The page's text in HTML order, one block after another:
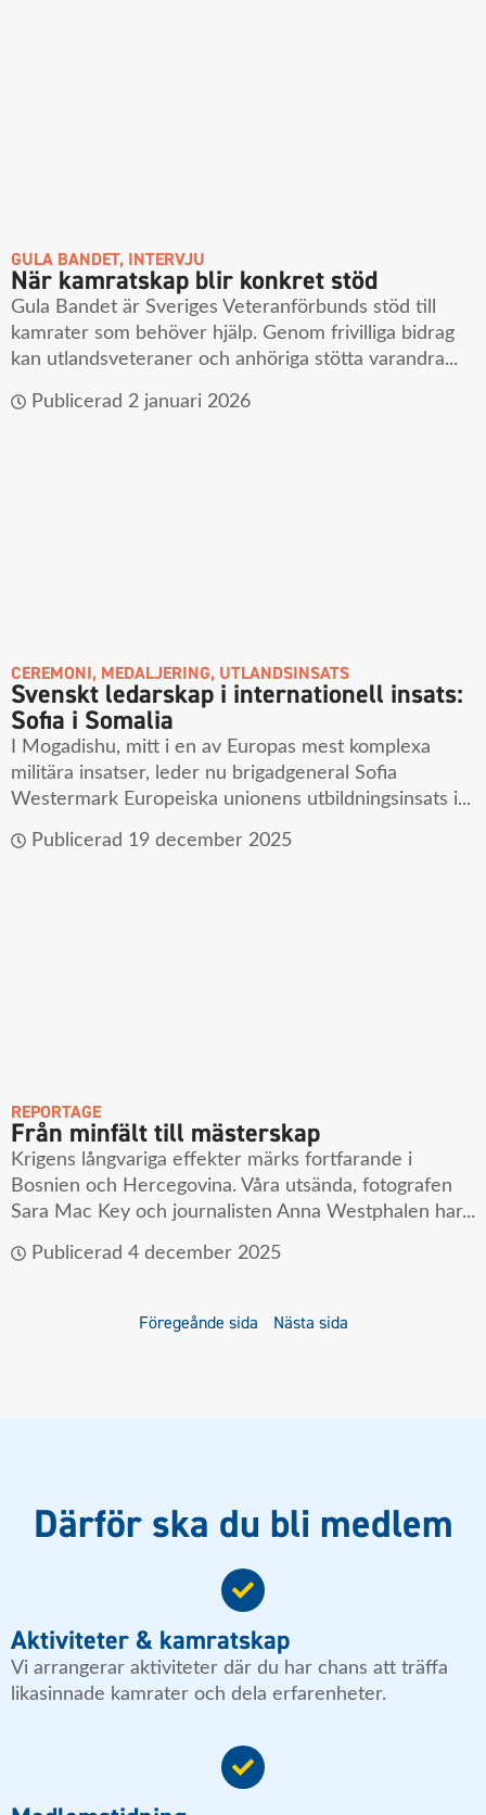
GULA BANDET, INTERVJU
När kamratskap blir konkret stöd
Gula Bandet är Sveriges Veteranförbunds stöd till
kamrater som behöver hjälp. Genom frivilliga bidrag
kan utlandsveteraner och anhöriga stötta varandra...
Publicerad 2 januari 2026
CEREMONI, MEDALJERING, UTLANDSINSATS
Svenskt ledarskap i internationell insats:
Sofia i Somalia
I Mogadishu, mitt i en av Europas mest komplexa
militära insatser, leder nu brigadgeneral Sofia
Westermark Europeiska unionens utbildningsinsats i...
Publicerad 19 december 2025
REPORTAGE
Från minfält till mästerskap
Krigens långvariga effekter märks fortfarande i
Bosnien och Hercegovina. Våra utsända, fotografen
Sara Mac Key och journalisten Anna Westphalen har...
Publicerad 4 december 2025
Föregeånde sida Nästa sida
Därför ska du bli medlem
Aktiviteter & kamratskap
Vi arrangerar aktiviteter där du har chans att träffa
likasinnade kamrater och dela erfarenheter.